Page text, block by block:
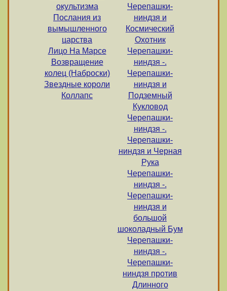
окультизма
Послания из
вымышленного
царства
Лицо На Марсе
Возвращение
колец (Наброски)
Звездные короли
Коллапс
Черепашки-
ниндзя и
Космический
Охотник
Черепашки-
ниндзя -.
Черепашки-
ниндзя и
Подземный
Кукловод
Черепашки-
ниндзя -.
Черепашки-
ниндзя и Черная
Рука
Черепашки-
ниндзя -.
Черепашки-
ниндзя и
большой
шоколадный Бум
Черепашки-
ниндзя -.
Черепашки-
ниндзя против
Длинного